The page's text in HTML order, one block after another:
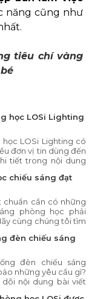
năng cũng như
tiêu chí vàng
học LOSi Lighting
LOSi Lighting có
đơn vị tin dùng đến
tiết trong nội dung
chiếu sáng đạt
chuẩn cần có những
phòng học phải
cùng chúng tôi tìm
đèn chiếu sáng
đèn chiếu sáng
những yêu cầu gì?
nội dung bài viết